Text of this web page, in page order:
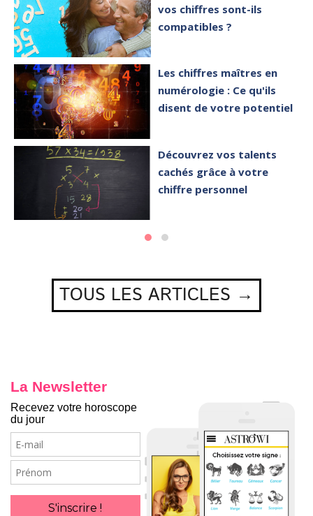
vos chiffres sont-ils
compatibles ?
Les chiffres maîtres en
numérologie : Ce qu'ils
disent de votre potentiel
Découvrez vos talents
cachés grâce à votre
chiffre personnel
TOUS LES ARTICLES →
La Newsletter
Recevez votre horoscope
du jour
E-
mail
Prénom
S'inscrire !